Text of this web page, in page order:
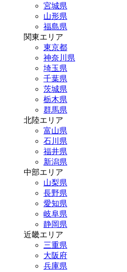
宮城県
山形県
福島県
関東エリア
東京都
神奈川県
埼玉県
千葉県
茨城県
栃木県
群馬県
北陸エリア
富山県
石川県
福井県
新潟県
中部エリア
山梨県
長野県
愛知県
岐阜県
静岡県
近畿エリア
三重県
大阪府
兵庫県